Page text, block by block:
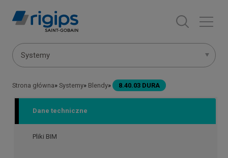
Menu
Systemy
Ścieżka
nawigacyjna
Strona główna Systemy Blendy 8.40.03 DURA
Dane techniczne
Pliki BIM